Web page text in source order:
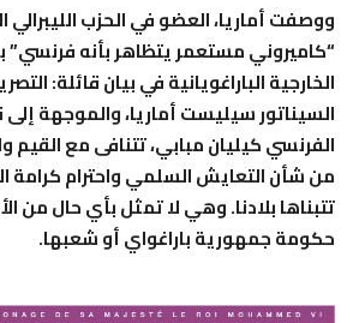
ووصفت أماريا، العضو في الحزب الليبرالي
“كاميروني مستعمر يتظاهر بأنه فرنسي”
الخارجية الباراغويانية في بيان قائلة:
السيناتور سيليست أماريا، والموجهة إلى
الفرنسي كيليان مبابي، تتنافى مع القيم
من شأن التعايش السلمي واحترام كرامة
تتبناها بلادنا. وهي لا تمثل بأي حال من
حكومة جمهورية باراغواي أو شعبها.